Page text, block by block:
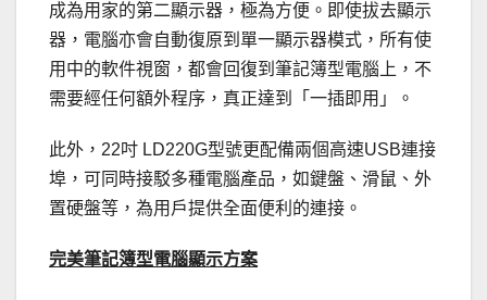
成為用家的第二顯示器，極為方便。即使拔去顯示
器，電腦亦會自動復原到單一顯示器模式，所有使
用中的軟件視窗，都會回復到筆記簿型電腦上，不
需要經任何額外程序，真正達到「一插即用」。
此外，22吋 LD220G型號更配備兩個高速USB連接
埠，可同時接駁多種電腦產品，如鍵盤、滑鼠、外
置硬盤等，為用戶提供全面便利的連接。
完美筆記簿型電腦顯示方案